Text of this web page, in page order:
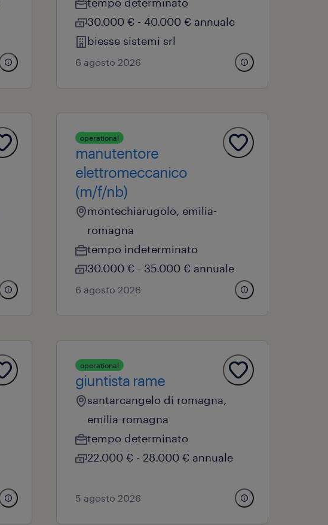
30.000 € - 40.000 € annuale
biesse sistemi srl
6 agosto 2026
operational
manutentore
elettromeccanico
(m/f/nb)
montechiarugolo, emilia-
romagna
tempo indeterminato
30.000 € - 35.000 € annuale
6 agosto 2026
operational
giuntista rame
santarcangelo di romagna,
emilia-romagna
tempo determinato
22.000 € - 28.000 € annuale
5 agosto 2026